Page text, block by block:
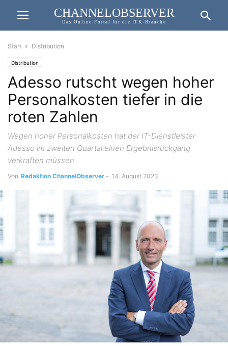
CHANNELOBSERVER
Das Online-Portal für die ITK-Branche
Start Distribution
Distribution
Adesso rutscht wegen hoher
Personalkosten tiefer in die
roten Zahlen
Wegen hoher Personalkosten hat der IT-Dienstleister
Adesso im zweiten Quartal einen Ergebnisrückgang
verkraften müssen.
Von Redaktion ChannelObserver - 14. August 2023